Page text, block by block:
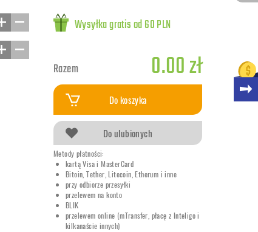
Wysyłka gratis od 60 PLN
Razem 0.00 zł
Do koszyka
Do ulubionych
Metody płatności:
kartą Visa i MasterCard
Bitoin, Tether, Litecoin, Etherum i inne
przy odbiorze przesyłki
przelewem na konto
BLIK
przelewem online (mTransfer, płacę z Inteligo i
kilkanaście innych)